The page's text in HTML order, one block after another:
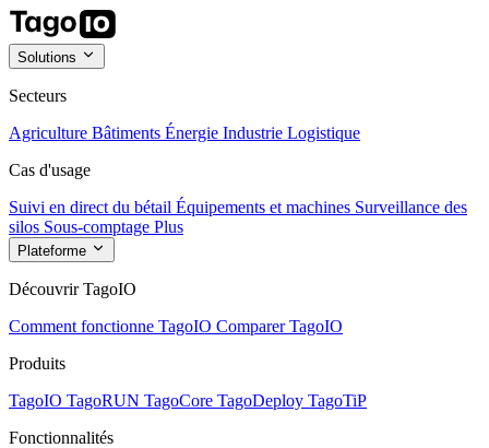
Solutions
Secteurs
Agriculture Bâtiments Énergie Industrie Logistique
Cas d'usage
Suivi en direct du bétail Équipements et machines Surveillance des
silos Sous-comptage Plus
Plateforme
Découvrir TagoIO
Comment fonctionne TagoIO Comparer TagoIO
Produits
TagoIO TagoRUN TagoCore TagoDeploy TagoTiP
Fonctionnalités